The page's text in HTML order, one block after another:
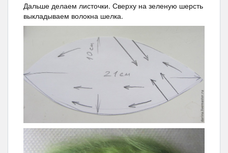
Дальше делаем листочки. Сверху на зеленую шерсть
выкладываем волокна шелка.